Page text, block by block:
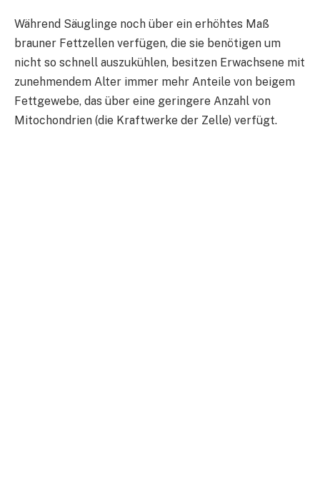
Während Säuglinge noch über ein erhöhtes Maß
brauner Fettzellen verfügen, die sie benötigen um
nicht so schnell auszukühlen, besitzen Erwachsene mit
zunehmendem Alter immer mehr Anteile von beigem
Fettgewebe, das über eine geringere Anzahl von
Mitochondrien (die Kraftwerke der Zelle) verfügt.